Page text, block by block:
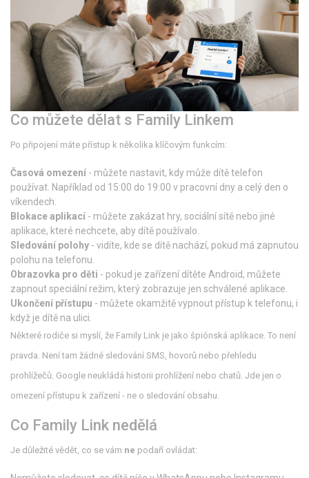
Co můžete dělat s Family Linkem
Po připojení máte přístup k několika klíčovým funkcím:
Časová omezení - můžete nastavit, kdy může dítě telefon
používat. Například od 15:00 do 19:00 v pracovní dny a celý den o
víkendech.
Blokace aplikací - můžete zakázat hry, sociální sítě nebo jiné
aplikace, které nechcete, aby dítě používalo.
Sledování polohy - vidíte, kde se dítě nachází, pokud má zapnutou
polohu na telefonu.
Obrazovka pro děti - pokud je zařízení dítěte Android, můžete
zapnout speciální režim, který zobrazuje jen schválené aplikace.
Ukončení přístupu - můžete okamžitě vypnout přístup k telefonu, i
když je dítě na ulici.
Některé rodiče si myslí, že Family Link je jako špiónská aplikace. To není
pravda. Není tam žádné sledování SMS, hovorů nebo přehledu
prohlížečů. Google neukládá historii prohlížení nebo chatů. Jde jen o
omezení přístupu k zařízení - ne o sledování obsahu.
Co Family Link nedělá
Je důležité vědět, co se vám ne podaří ovládat: